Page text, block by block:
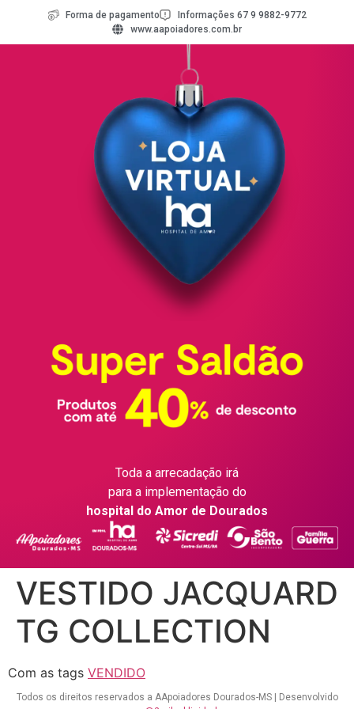
Forma de pagamento
Informações 67 9 9882-9772
www.aapoiadores.com.br
Toda a arrecadação irá
para a implementação do
hospital do Amor de Dourados
VESTIDO JACQUARD
TG COLLECTION
Com as tags VENDIDO
Todos os direitos reservados a AApoiadores Dourados-MS | Desenvolvido